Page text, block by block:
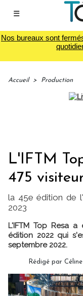
☰
Nos bureaux sont
Accueil > Production
L'IFTM
475
la 45e édition de
2023
L'IFTM Top Resa
édition 2022 qui
septembre 2022.
Rédigé par